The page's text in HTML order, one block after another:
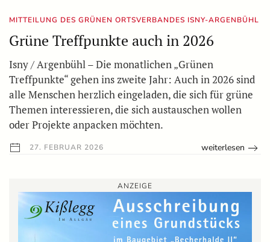
MITTEILUNG DES GRÜNEN ORTSVERBANDES ISNY-ARGENBÜHL
Grüne Treffpunkte auch in 2026
Isny / Argenbühl – Die monatlichen „Grünen
Treffpunkte“ gehen ins zweite Jahr: Auch in 2026 sind
alle Menschen herzlich eingeladen, die sich für grüne
Themen interessieren, die sich austauschen wollen
oder Projekte anpacken möchten.
27. FEBRUAR 2026 weiterlesen
ANZEIGE